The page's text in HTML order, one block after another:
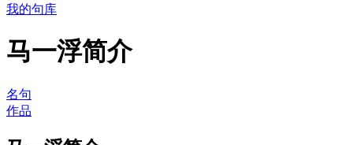
我的句库
马一浮简介
名句
作品